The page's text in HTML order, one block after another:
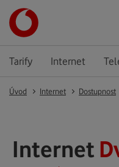
Tarify Internet
Úvod Internet Dostupnost
Internet